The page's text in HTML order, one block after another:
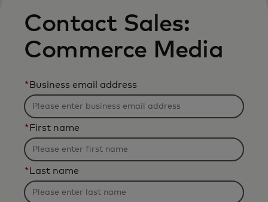
Contact Sales:
Commerce Media
* Business email address
* First name
* Last name